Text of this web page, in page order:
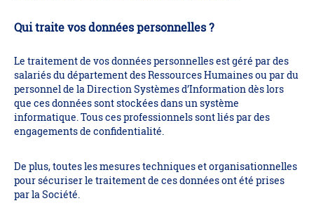
Qui traite vos données personnelles ?
Le traitement de vos données personnelles est géré par des
salariés du département des Ressources Humaines ou par du
personnel de la Direction Systèmes d’Information dès lors
que ces données sont stockées dans un système
informatique. Tous ces professionnels sont liés par des
engagements de confidentialité.
De plus, toutes les mesures techniques et organisationnelles
pour sécuriser le traitement de ces données ont été prises
par la Société.